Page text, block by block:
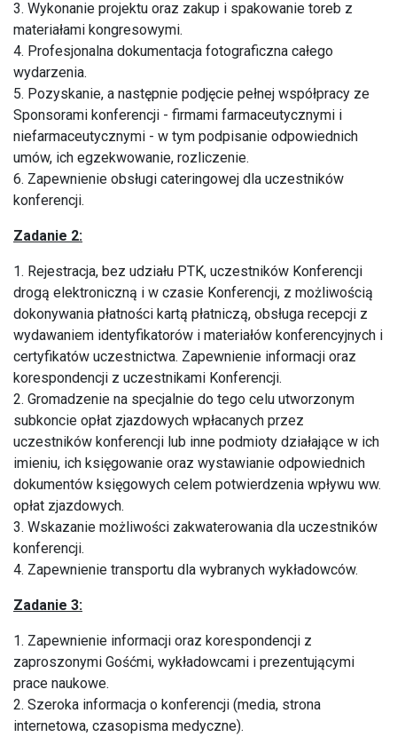
3. Wykonanie projektu oraz zakup i spakowanie toreb z
materiałami kongresowymi.
4. Profesjonalna dokumentacja fotograficzna całego
wydarzenia.
5. Pozyskanie, a następnie podjęcie pełnej współpracy ze
Sponsorami konferencji - firmami farmaceutycznymi i
niefarmaceutycznymi - w tym podpisanie odpowiednich
umów, ich egzekwowanie, rozliczenie.
6. Zapewnienie obsługi cateringowej dla uczestników
konferencji.
Zadanie 2:
1. Rejestracja, bez udziału PTK, uczestników Konferencji
drogą elektroniczną i w czasie Konferencji, z możliwością
dokonywania płatności kartą płatniczą, obsługa recepcji z
wydawaniem identyfikatorów i materiałów konferencyjnych i
certyfikatów uczestnictwa. Zapewnienie informacji oraz
korespondencji z uczestnikami Konferencji.
2. Gromadzenie na specjalnie do tego celu utworzonym
subkoncie opłat zjazdowych wpłacanych przez
uczestników konferencji lub inne podmioty działające w ich
imieniu, ich księgowanie oraz wystawianie odpowiednich
dokumentów księgowych celem potwierdzenia wpływu ww.
opłat zjazdowych.
3. Wskazanie możliwości zakwaterowania dla uczestników
konferencji.
4. Zapewnienie transportu dla wybranych wykładowców.
Zadanie 3:
1. Zapewnienie informacji oraz korespondencji z
zaproszonymi Gośćmi, wykładowcami i prezentującymi
prace naukowe.
2. Szeroka informacja o konferencji (media, strona
internetowa, czasopisma medyczne).